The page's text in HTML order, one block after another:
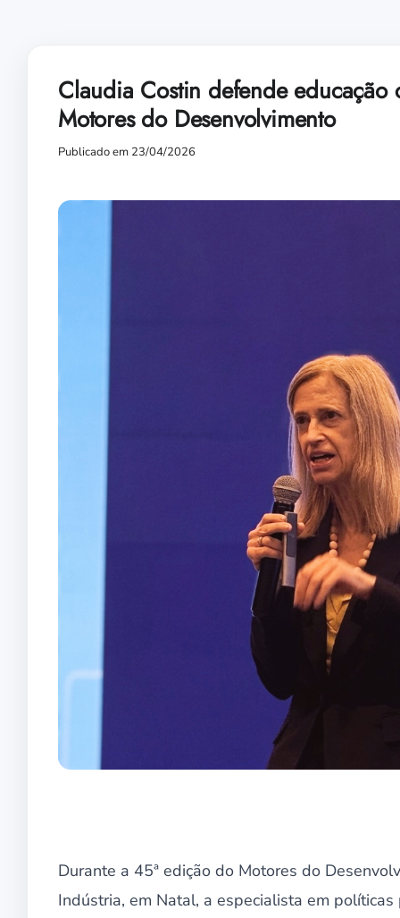
Claudia Costin defende
Motores do Desenvolvimento
Publicado em 23/04/2026
Durante a 45ª edição do Motores do
Indústria, em Natal, a especialista em